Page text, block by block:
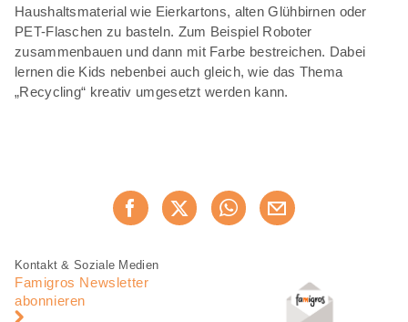
Haushaltsmaterial wie Eierkartons, alten Glühbirnen oder
PET-Flaschen zu basteln. Zum Beispiel Roboter
zusammenbauen und dann mit Farbe bestreichen. Dabei
lernen die Kids nebenbei auch gleich, wie das Thema
„Recycling“ kreativ umgesetzt werden kann.
Jetzt weiterempfehlen
Fusszeile
Fusszeile
Navigation
Kontakt & Soziale Medien
Famigros Newsletter
abonnieren